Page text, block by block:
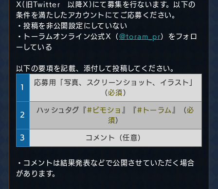
X(旧Twitter 以降X)にて募集を行ないます。以下の
条件を満たしたアカウントにてご応募ください。
・投稿を非公開設定にしていない
・トーラムオンライン公式X（ @toram_pr）をフォロ
ーしている
以下の要項を記載、添付して投稿してください。
1
応募用「写真、スクリーンショット、イラスト」
（必須 ）
2
ハッシュタグ『#ビモショ 』『#トーラム 』（必
須）
3 コメント（任意）
・コメントは結果発表などで公開させていただく場合
があります。